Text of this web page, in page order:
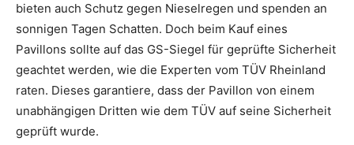
bieten auch Schutz gegen Nieselregen und spenden an
sonnigen Tagen Schatten. Doch beim Kauf eines
Pavillons sollte auf das GS-Siegel für geprüfte Sicherheit
geachtet werden, wie die Experten vom TÜV Rheinland
raten. Dieses garantiere, dass der Pavillon von einem
unabhängigen Dritten wie dem TÜV auf seine Sicherheit
geprüft wurde.